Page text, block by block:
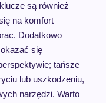
są również
na komfort
Dodatkowo
się
tańsze
lub uszkodzeniu,
narzędzi. Warto